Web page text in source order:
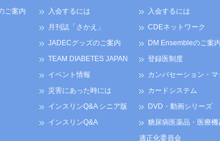
ご案内
入会するには
月刊誌「さかえ」
JADECグッズのご案内
TEAM DIABETES JAPAN
イベント情報
災害にあった時には
インスリンQ&A シニア版
インスリンQ&A
入会するには
CDEネットワーク
DM Ensembleのご案内
登録医制度
カンバセーション・マ
カードシステム
DVD・動画シリーズ
糖尿病医薬品・医療機
適正化委員会